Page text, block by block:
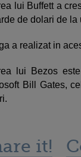
lui Buffett a
de dolari de la
a realizat in
lui Bezos
Bill Gates,
it!